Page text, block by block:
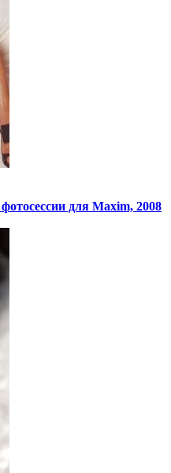
для Maxim, 2008